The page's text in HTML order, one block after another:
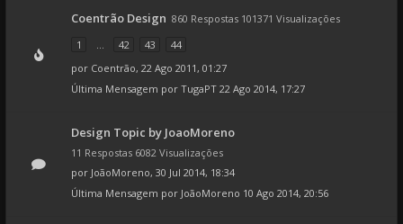
Coentrão Design 860 Respostas 101371 Visualizações
1
... 42 43
44
por Coentrão, 22 Ago 2011, 01:27
Última Mensagem por TugaPT 22 Ago 2014, 17:27
Design Topic by JoaoMoreno
11 Respostas 6082 Visualizações
por JoãoMoreno, 30 Jul 2014, 18:34
Última Mensagem por JoãoMoreno 10 Ago 2014, 20:56